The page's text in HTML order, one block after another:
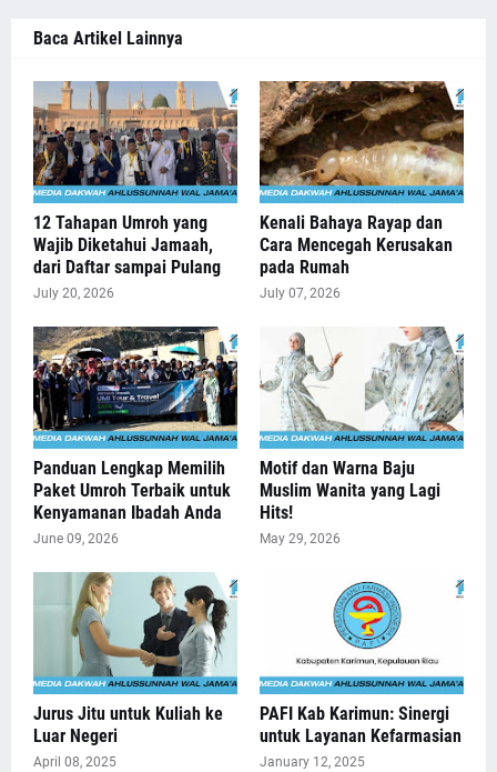
Baca Artikel Lainnya
12 Tahapan Umroh yang
Wajib Diketahui Jamaah,
dari Daftar sampai Pulang
July 20, 2026
Kenali Bahaya Rayap dan
Cara Mencegah Kerusakan
pada Rumah
July 07, 2026
Panduan Lengkap Memilih
Paket Umroh Terbaik untuk
Kenyamanan Ibadah Anda
June 09, 2026
Motif dan Warna Baju
Muslim Wanita yang Lagi
Hits!
May 29, 2026
Jurus Jitu untuk Kuliah ke
Luar Negeri
April 08, 2025
PAFI Kab Karimun: Sinergi
untuk Layanan Kefarmasian
January 12, 2025